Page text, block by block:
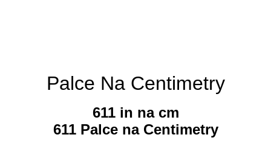
Palce Na Centimetry
611 in na cm
611 Palce na Centimetry